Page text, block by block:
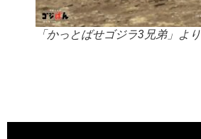
「かっとばせゴジラ3兄弟」より